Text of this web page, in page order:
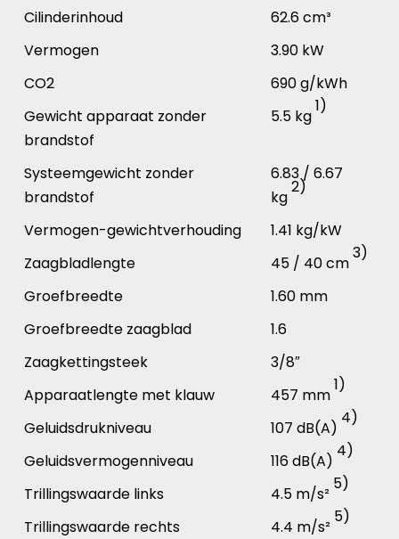
Cilinderinhoud
62.6 cm³
Vermogen
3.90 kW
CO2
690 g/kWh
Gewicht apparaat zonder
brandstof
5.5 kg
1)
Systeemgewicht zonder
brandstof
6.83 / 6.67
kg
2)
Vermogen-gewichtverhouding
1.41 kg/kW
Zaagbladlengte
45 / 40 cm
3)
Groefbreedte
1.60 mm
Groefbreedte zaagblad
1.6
Zaagkettingsteek
3/8″
Apparaatlengte met klauw
457 mm
1)
Geluidsdrukniveau 107 dB(A)
4)
Geluidsvermogenniveau 116 dB(A)
4)
Trillingswaarde links 4.5 m/s²
5)
Trillingswaarde rechts 4.4 m/s²
5)